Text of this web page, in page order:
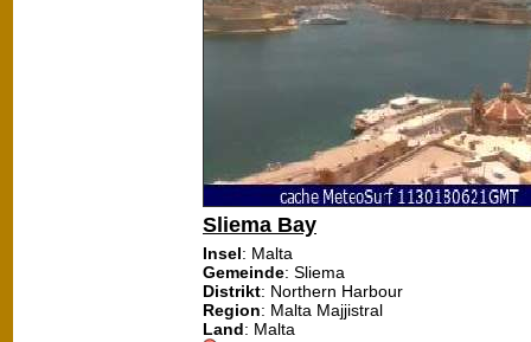
Sliema Bay
Insel: Malta
Gemeinde: Sliema
Distrikt: Northern Harbour
Region: Malta Majjistral
Land: Malta